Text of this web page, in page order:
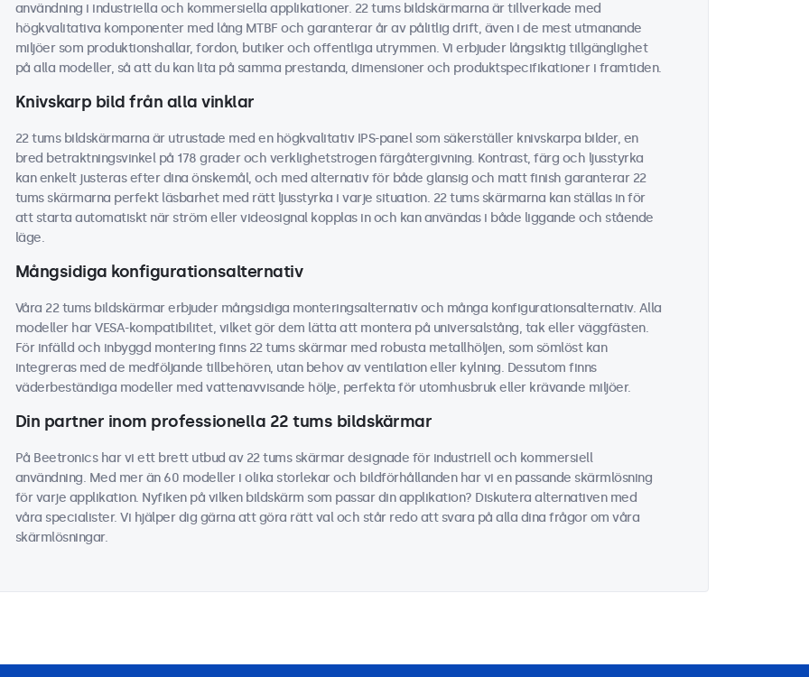
användning i industriella och kommersiella applikationer. 22 tums bildskärmarna är tillverkade med
högkvalitativa komponenter med lång MTBF och garanterar år av pålitlig drift, även i de mest utmanande
miljöer som produktionshallar, fordon, butiker och offentliga utrymmen. Vi erbjuder långsiktig tillgänglighet
på alla modeller, så att du kan lita på samma prestanda, dimensioner och produktspecifikationer i framtiden.
Knivskarp bild från alla vinklar
22 tums bildskärmarna är utrustade med en högkvalitativ IPS-panel som säkerställer knivskarpa bilder, en
bred betraktningsvinkel på 178 grader och verklighetstrogen färgåtergivning. Kontrast, färg och ljusstyrka
kan enkelt justeras efter dina önskemål, och med alternativ för både glansig och matt finish garanterar 22
tums skärmarna perfekt läsbarhet med rätt ljusstyrka i varje situation. 22 tums skärmarna kan ställas in för
att starta automatiskt när ström eller videosignal kopplas in och kan användas i både liggande och stående
läge.
Mångsidiga konfigurationsalternativ
Våra 22 tums bildskärmar erbjuder mångsidiga monteringsalternativ och många konfigurationsalternativ. Alla
modeller har VESA-kompatibilitet, vilket gör dem lätta att montera på universalstång, tak eller väggfästen.
För infälld och inbyggd montering finns 22 tums skärmar med robusta metallhöljen, som sömlöst kan
integreras med de medföljande tillbehören, utan behov av ventilation eller kylning. Dessutom finns
väderbeständiga modeller med vattenavvisande hölje, perfekta för utomhusbruk eller krävande miljöer.
Din partner inom professionella 22 tums bildskärmar
På Beetronics har vi ett brett utbud av 22 tums skärmar designade för industriell och kommersiell
användning. Med mer än 60 modeller i olika storlekar och bildförhållanden har vi en passande skärmlösning
för varje applikation. Nyfiken på vilken bildskärm som passar din applikation? Diskutera alternativen med
våra specialister. Vi hjälper dig gärna att göra rätt val och står redo att svara på alla dina frågor om våra
skärmlösningar.